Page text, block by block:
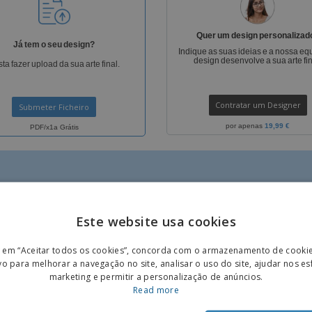
Malas e Mochilas
Já tem o seu design?
fazer upload da sua arte final.
Submeter Ficheiro
PDF/x1a Grátis
Quer um design
Indique as suas ideias e a nossa
design desenvolve a sua arte
Contratar um Designer
por apenas19,99 €
GRÁTIS
Este website usa cookies
“Aceitar todos os cookies”, concorda com o armazenamento de
para melhorar a navegação no site, analisar o uso do site, ajudar nos
marketing e permitir a personalização de anúncios.
Read more